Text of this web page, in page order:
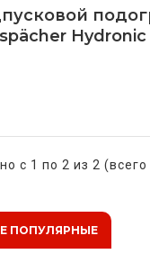
Hydronic
с 1 по 2 из 2
ПОПУЛЯРНЫЕ